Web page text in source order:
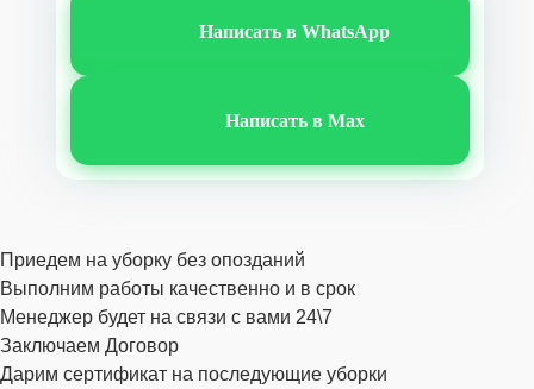
Написать в WhatsApp
Написать в Max
Приедем на уборку без опозданий
Выполним работы качественно и в срок
Менеджер будет на связи с вами 24\7
Заключаем Договор
Дарим сертификат на последующие уборки